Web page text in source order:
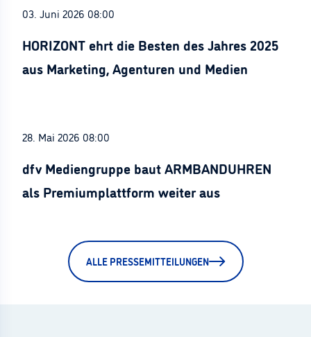
03. Juni 2026 08:00
HORIZONT ehrt die Besten des Jahres 2025
aus Marketing, Agenturen und Medien
28. Mai 2026 08:00
dfv Mediengruppe baut ARMBANDUHREN
als Premiumplattform weiter aus
ALLE PRESSEMITTEILUNGEN